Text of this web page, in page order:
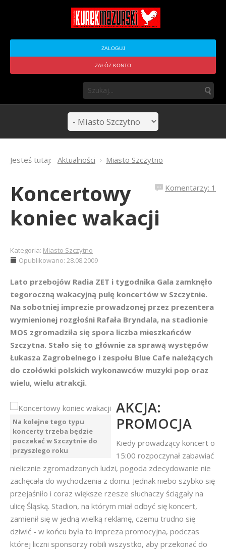
ZALOGUJ
ZAŁÓŻ KONTO
Jesteś tutaj: Aktualności Miasto Szczytno
Komentarzy: 1
Koncertowy
koniec wakacji
Kategoria: Miasto Szczytno
Opublikowano: 28.08.2009
Lato przebojów Radia ZET i tygodnika Gala zamknęło
tegoroczną wakacyjną pulę koncertów w Szczytnie.
Na sobotniej imprezie prowadzonej przez prezentera
wymienionej rozgłośni Rafała Bryndala, na stadionie
MOS zgromadziła się spora liczba mieszkańców
Szczytna. Stało się to głównie za sprawą występów
Łukasza Zagrobelnego i zespołu Blue Cafe należących
do czołówki polskich wykonawców muzyki pop oraz
wielu, wielu atrakcji.
Na kolejne tego typu
koncerty trzeba będzie
poczekać w Szczytnie do
przyszłego roku
AKCJA:
PROMOCJA
Kiedy prowadzący koncert o
15:00 rozpoczynał zabawiać
nielicznie zgromadzonych ludzi, pogoda zdecydowanie nie
zachęcała do wychodzenia z domu. Jednak niebo szybko się
przejaśniło i coraz większe rzesze słuchaczy ściągały na
ulicę Śląską. Stadion, na którym miał odbyć się koncert,
zamienił się w jedną wielką reklamę, czemu trudno się
dziwić - w końcu była to impreza promocyjna, podczas
której liczni sponsorzy robili wszystko, aby przekonać do